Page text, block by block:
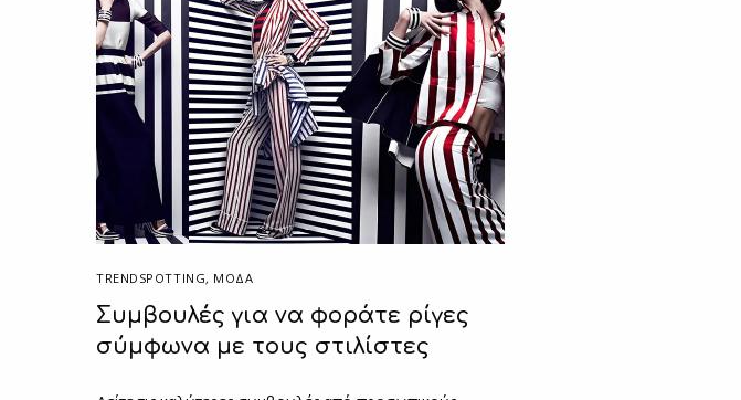
TRENDSPOTTING, ΜΟΔΑ
Συμβουλές για να φοράτε ρίγες
σύμφωνα με τους στιλίστες